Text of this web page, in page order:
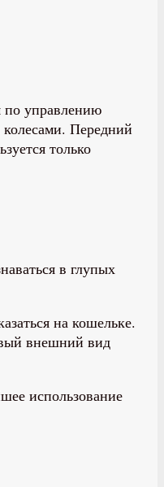
по управлению
Передний
только
в глупых
на кошельке.
внешний вид
использование